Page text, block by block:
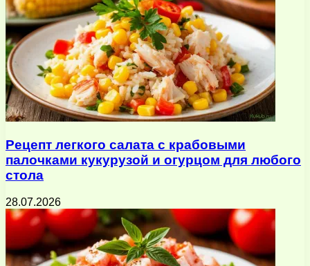
Рецепт легкого салата с крабовыми
палочками кукурузой и огурцом для любого
стола
28.07.2026